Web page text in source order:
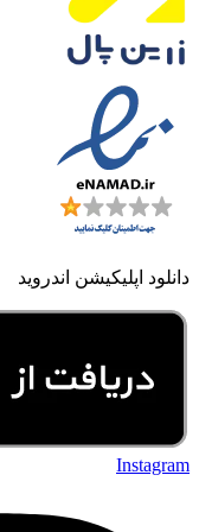
دانلود اپلیکیشن اندروید
Instagram